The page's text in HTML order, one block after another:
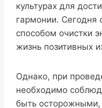
культурах для
гармонии. Сегодня
способом очистки
жизнь позитивных
Однако, при
необходимо
быть осторожными,